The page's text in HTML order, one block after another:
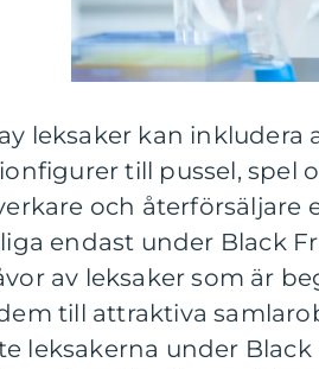
leksaker kan
till pussel, spel
och
endast under Black
av leksaker som är
till attraktiva
leksakerna under